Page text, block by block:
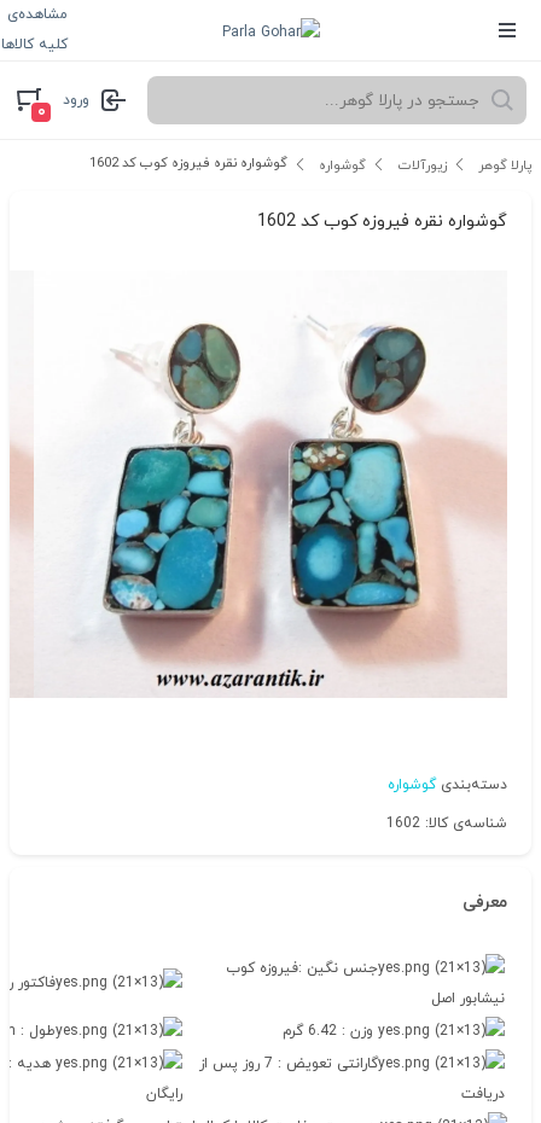
مشاهده‌ی
کلیه کالاها
ورود
۰
پارلا گوهر زیورآلات گوشواره گوشواره نقره فیروزه کوب کد 1602
گوشواره نقره فیروزه کوب کد 1602
دسته‌بندی گوشواره
شناسه‌ی کالا: 1602
معرفی
جنس نگین :فیروزه کوب
نیشابور اصل
فاکتور
وزن : 6.42 گرم
طول : 3.3cm
گارانتی تعویض : 7 روز پس از
دریافت
هدیه :
رایگان